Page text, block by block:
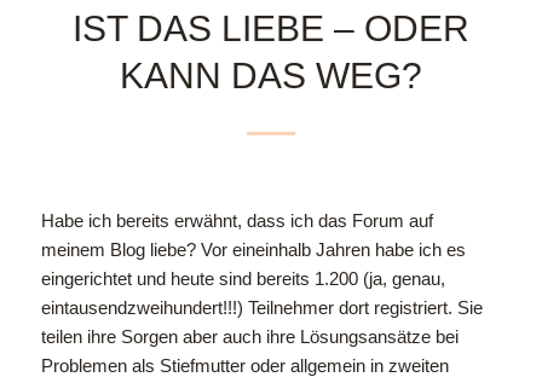
IST DAS LIEBE – ODER
KANN DAS WEG?
Habe ich bereits erwähnt, dass ich das Forum auf
meinem Blog liebe? Vor eineinhalb Jahren habe ich es
eingerichtet und heute sind bereits 1.200 (ja, genau,
eintausendzweihundert!!!) Teilnehmer dort registriert. Sie
teilen ihre Sorgen aber auch ihre Lösungsansätze bei
Problemen als Stiefmutter oder allgemein in zweiten